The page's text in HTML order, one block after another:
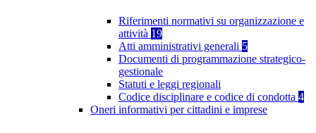
Riferimenti normativi su organizzazione e
attività 19
Atti amministrativi generali 5
Documenti di programmazione strategico-
gestionale
Statuti e leggi regionali
Codice disciplinare e codice di condotta 4
Oneri informativi per cittadini e imprese